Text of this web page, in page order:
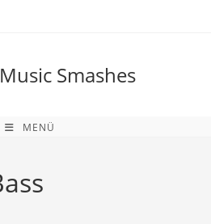
Smashes
MENÜ